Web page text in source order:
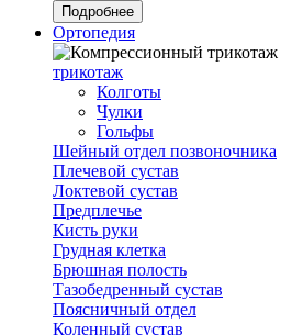
Подробнее
Ортопедия
трикотаж
Колготы
Чулки
Гольфы
Шейный отдел позвоночника
Плечевой сустав
Локтевой сустав
Предплечье
Кисть руки
Грудная клетка
Брюшная полость
Тазобедренный сустав
Поясничный отдел
Коленный сустав